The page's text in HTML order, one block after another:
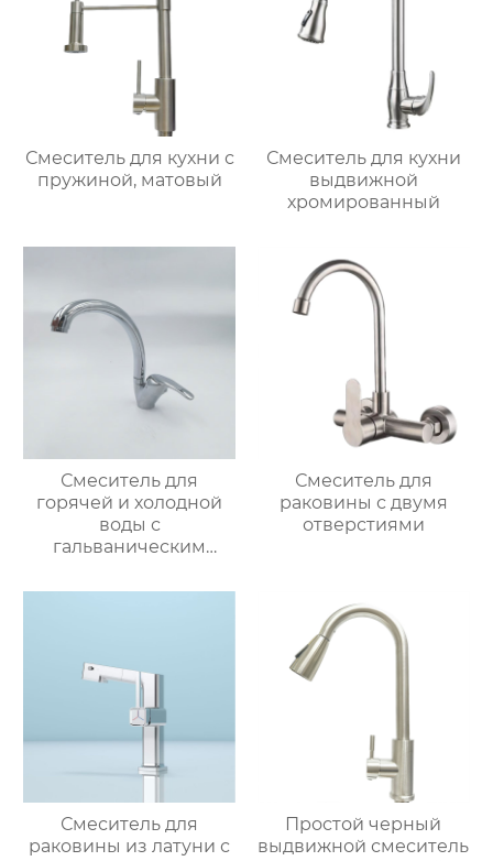
Смеситель для кухни с
пружиной, матовый
Смеситель для кухни
выдвижной
хромированный
Смеситель для
горячей и холодной
воды с
гальваническим
цинкового сплава
Смеситель для
раковины с двумя
отверстиями
Смеситель для
раковины из латуни с
Простой черный
выдвижной смеситель